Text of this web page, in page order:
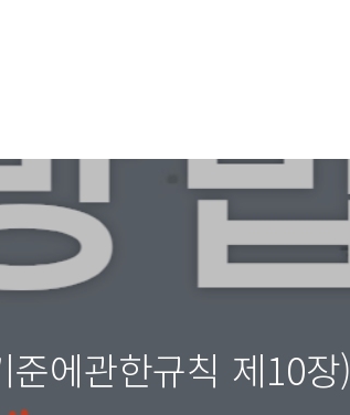
에관한규칙 제10장)